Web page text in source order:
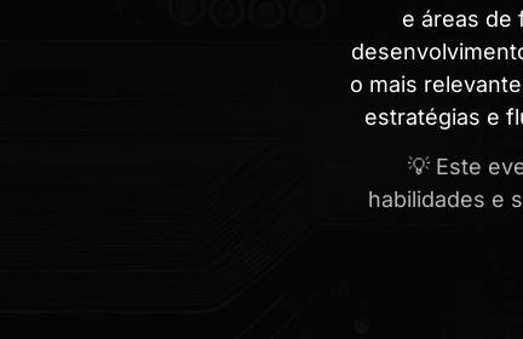
e áreas de
o mais
estratégias e
💡 Este
habilidades e